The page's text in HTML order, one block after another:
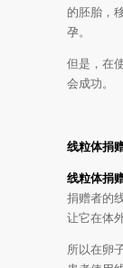
的胚胎，
孕。
但是，在
会成功。
线粒体捐
线粒体捐
捐赠者的
让它在体
所以在卵